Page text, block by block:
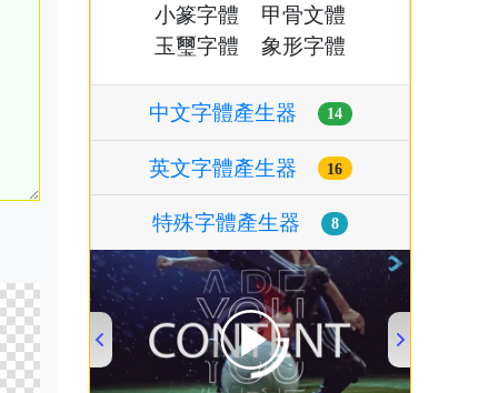
小篆字體
甲骨文體
玉璽字體
象形字體
中文字體產生器 14
英文字體產生器 16
特殊字體產生器 8